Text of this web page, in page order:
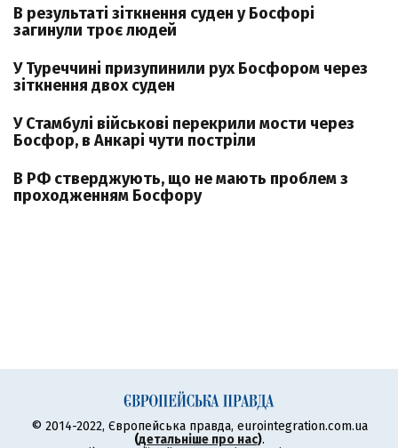
В результаті зіткнення суден у Босфорі
загинули троє людей
У Туреччині призупинили рух Босфором через
зіткнення двох суден
У Стамбулі військові перекрили мости через
Босфор, в Анкарі чути постріли
В РФ стверджують, що не мають проблем з
проходженням Босфору
© 2014-2022, Європейська правда, eurointegration.com.ua
(детальніше про нас).